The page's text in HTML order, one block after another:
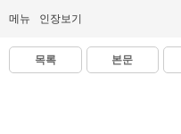
메뉴 인장보기
목록 본문